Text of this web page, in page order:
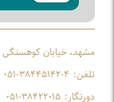
مشهد، خیابان کوهسنگی ۱۱، عدالت ۱۸، پلاک ۹
تلفن: ۰۵۱-۳۸۴۴۵۱۴۲-۴
دورنگار: ۰۵۱-۳۸۴۲۲۰۱۵